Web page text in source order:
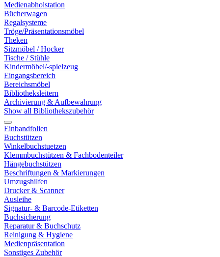
Medienabholstation
Bücherwagen
Regalsysteme
Tröge/Präsentationsmöbel
Theken
Sitzmöbel / Hocker
Tische / Stühle
Kindermöbel/-spielzeug
Eingangsbereich
Bereichsmöbel
Bibliotheksleitern
Archivierung & Aufbewahrung
Show all Bibliothekszubehör
Einbandfolien
Buchstützen
Winkelbuchstuetzen
Klemmbuchstützen & Fachbodenteiler
Hängebuchstützen
Beschriftungen & Markierungen
Umzugshilfen
Drucker & Scanner
Ausleihe
Signatur- & Barcode-Etiketten
Buchsicherung
Reparatur & Buchschutz
Reinigung & Hygiene
Medienpräsentation
Sonstiges Zubehör